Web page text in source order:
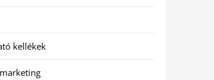
kellékek